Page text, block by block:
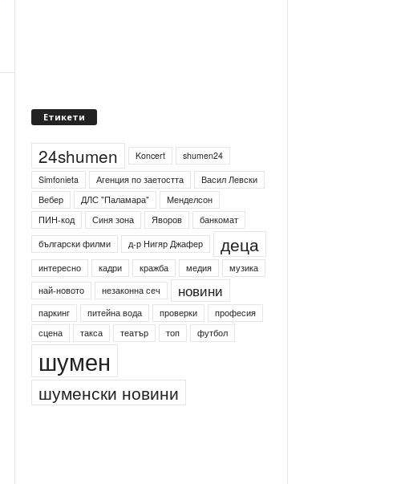
Етикети
24shumen Koncert
shumen24
Simfonieta
Агенция по заетостта
Васил Левски
Вебер
ДЛС "Паламара"
Менделсон
ПИН-код
Синя зона Яворов
банкомат
български филми
д-р Нигяр Джафер деца
интересно кадри кражба медия
музика
най-новото
незаконна сеч новини
паркинг питейна вода проверки
професия
сцена
такса театър топ футбол
шумен
шуменски новини